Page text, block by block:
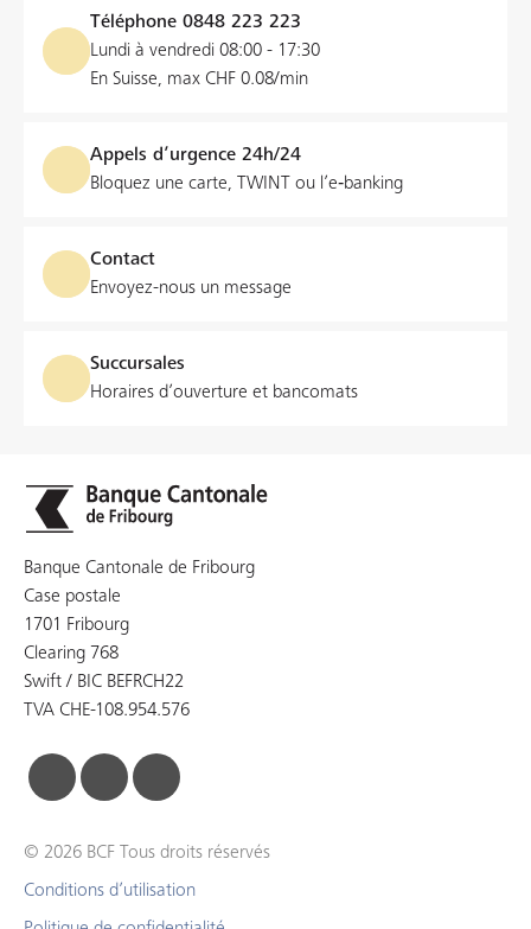
Téléphone 0848 223 223
Lundi à vendredi 08:00 - 17:30
En Suisse, max CHF 0.08/min
Appels d’urgence 24h/24
Bloquez une carte, TWINT ou l’e‑banking
Contact
Envoyez-nous un message
Succursales
Horaires d’ouverture et bancomats
Banque Cantonale de Fribourg
Case postale
1701 Fribourg
Clearing 768
Swift / BIC BEFRCH22
TVA CHE-108.954.576
© 2026 BCF Tous droits réservés
Conditions d’utilisation